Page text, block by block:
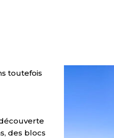
toutefois
des blocs